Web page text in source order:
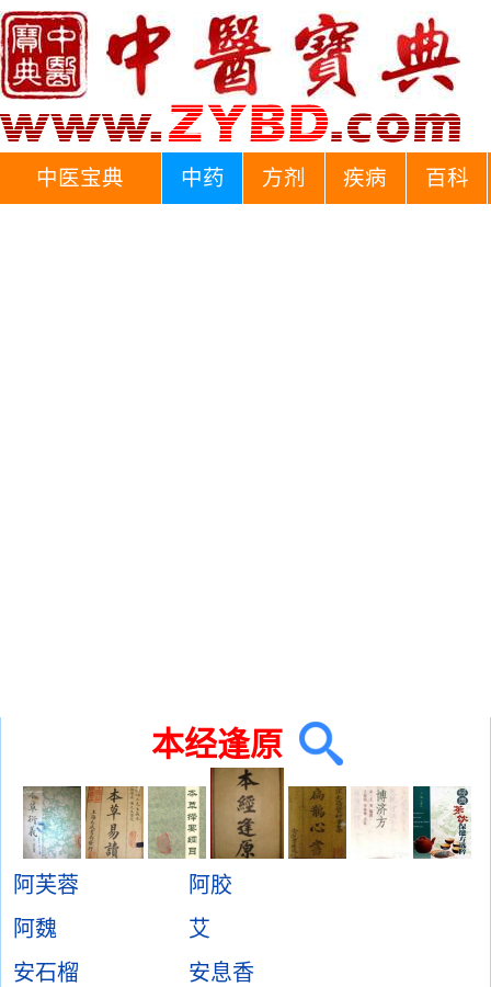
中医宝典 中药 方剂 疾病 百科
本经逢原
阿芙蓉
阿胶
阿魏
艾
安石榴
安息香